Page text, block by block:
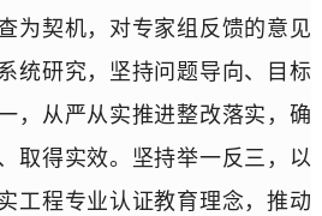
为契机，对专家组反馈的意见
统研究，坚持问题导向、目标
，从严从实推进整改落实，确
取得实效。坚持举一反三，以
工程专业认证教育理念，推动